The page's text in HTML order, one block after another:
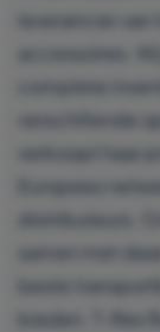
leverancier
accessoires.
complete
verschillende
verkoopt haar
Europees
distributeurs.
samen met
beste
bieden. T-Rex